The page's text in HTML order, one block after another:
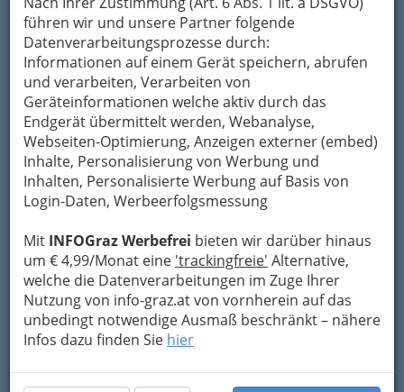
führen wir und unsere Partner folgende
Datenverarbeitungsprozesse durch:
Informationen auf einem Gerät speichern, abrufen
und verarbeiten, Verarbeiten von
Geräteinformationen welche aktiv durch das
Endgerät übermittelt werden, Webanalyse,
Webseiten-Optimierung, Anzeigen externer (embed)
Inhalte, Personalisierung von Werbung und
Inhalten, Personalisierte Werbung auf Basis von
Login-Daten, Werbeerfolgsmessung
Mit INFOGraz Werbefrei bieten wir darüber hinaus
um € 4,99/Monat eine 'trackingfreie' Alternative,
welche die Datenverarbeitungen im Zuge Ihrer
Nutzung von info-graz.at von vornherein auf das
unbedingt notwendige Ausmaß beschränkt – nähere
Infos dazu finden Sie hier
Meine Email Adresse
Mein Betreff
Meine Nachricht